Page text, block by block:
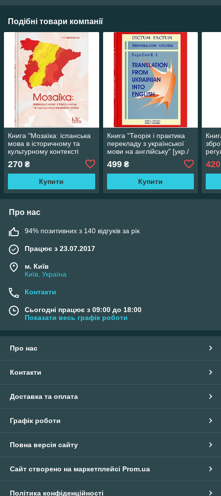
Подібні товари компанії
Книга "Мозаїка: іспанська
мова в історичному та
культурному контексті
країни [ісп.]." Криворчук І.
О.
270 ₴
Купити
Книга "Теорія і практика
перекладу з української
мови на англійську" [укр./
499₴
Купити
420
Про нас
94% позитивних з 140 відгуків за рік
Працює з 23.07.2017
м. Київ
Київ, Україна
Контакти
Сьогодні працює з 09:00 до 18:00
Показати весь графік роботи
Про нас
Контакти
Доставка та оплата
Графік роботи
Повна версія сайту
Сайт створено на маркетплейсі Prom.ua
Політика конфіденційності